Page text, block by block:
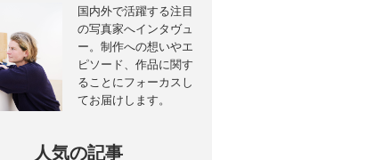
国内外で活躍する注目
の写真家へインタヴュ
ー。制作への想いやエ
ピソード、作品に関す
ることにフォーカスし
てお届けします。
人気の記事